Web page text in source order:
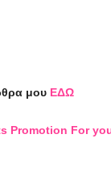
μου ΕΔΩ
Promotion For